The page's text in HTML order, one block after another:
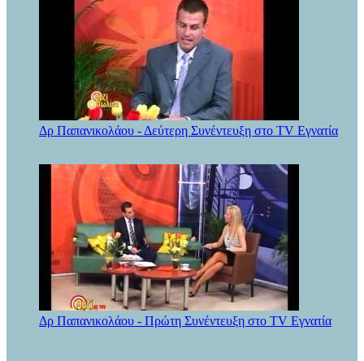
Δρ Παπανικολάου - Δεύτερη Συνέντευξη στο TV Εγνατία
Δρ Παπανικολάου - Πρώτη Συνέντευξη στο TV Εγνατία